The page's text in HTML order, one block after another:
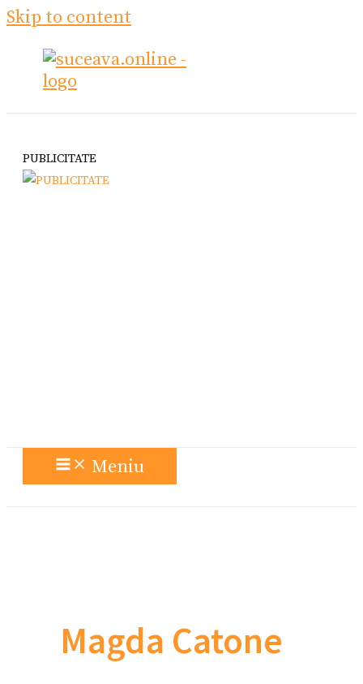
Skip to content
PUBLICITATE
Meniu
Magda Catone